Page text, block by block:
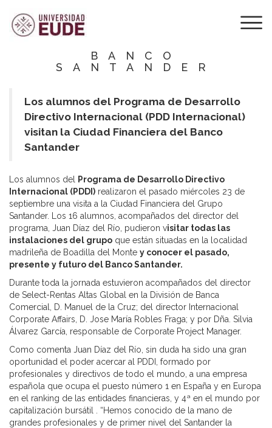
EUDE VISITA LA
CIUDAD
BANCO
SANTANDER
Los alumnos del Programa de Desarrollo
Directivo Internacional (PDD Internacional)
visitan la Ciudad Financiera del Banco
Santander
Los alumnos del
Programa de Desarrollo Directivo
Internacional (PDDI) realizaron el pasado miércoles 23 de
septiembre una visita a la Ciudad Financiera del Grupo
Santander. Los 16 alumnos, acompañados del director del
programa, Juan Díaz del Río, pudieron visitar todas las
instalaciones del grupo que están situadas en la localidad
madrileña de Boadilla del Monte y conocer el pasado,
presente y futuro del Banco Santander.
Durante toda la jornada estuvieron acompañados del director
de Select-Rentas Altas Global en la División de Banca
Comercial, D. Manuel de la Cruz; del director Internacional
Corporate Affairs, D. Jose María Robles Fraga; y por Dña. Silvia
Álvarez García, responsable de Corporate Project Manager.
Como comenta Juan Díaz del Río, sin duda ha sido una gran
oportunidad el poder acercar al PDDI, formado por
profesionales y directivos de todo el mundo, a una empresa
española que ocupa el puesto número 1 en España y en Europa
en el ranking de las entidades financieras, y 4ª en el mundo por
capitalización bursátil . “Hemos conocido de la mano de
grandes profesionales y de primer nivel del Santander la